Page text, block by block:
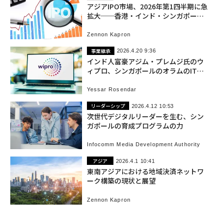
アジアIPO市場、2026年第1四半期に急
拡大──香港・インド・シンガポール
Zennon Kapron
事業継承 2026.4.20 9:36
インド人富豪アジム・プレムジ氏のウ
ィプロ、シンガポールのオラムのIT事
Yessar Rosendar
リーダーシップ 2026.4.12 10:53
次世代デジタルリーダーを生む、シン
ガポールの育成プログラムの力
Infocomm Media Development Authority
アジア 2026.4.1 10:41
東南アジアにおける地域決済ネットワ
ーク構築の現状と展望
Zennon Kapron